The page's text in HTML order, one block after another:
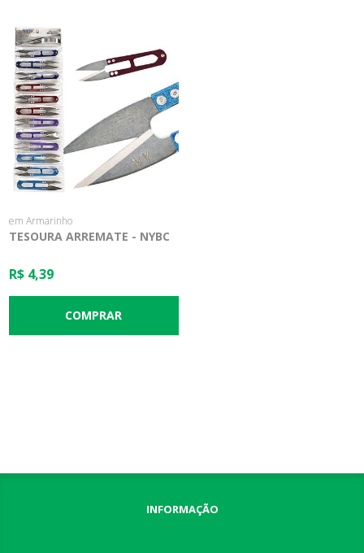
em Armarinho
TESOURA ARREMATE - NYBC
R$ 4,39
INFORMAÇÃO